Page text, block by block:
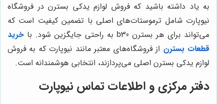
به یاد داشته باشید که فروش لوازم یدکی بسترن در فروشگاه
نیوپارت شامل ترموستات‌های اصلی با تضمین کیفیت است که
می‌تواند برای هر بسترن b30 به راحتی جایگزین شود. با
خرید
قطعات بسترن از فروشگاه‌های معتبر مانند نیوپارت که به فروش
لوازم یدکی بسترن اصلی می‌پردازند، انتخابی هوشمندانه است.
دفتر مرکزی و اطلاعات تماس نیوپارت